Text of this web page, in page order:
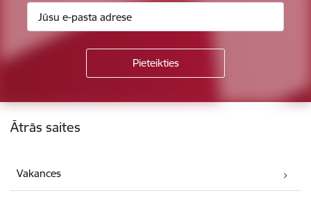
Kājene
Ātrās saites
Vakances